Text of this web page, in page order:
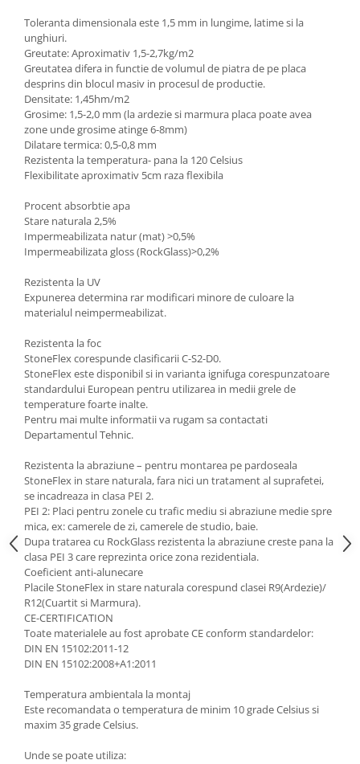
Toleranta dimensionala este 1,5 mm in lungime, latime si la
unghiuri.
Greutate: Aproximativ 1,5-2,7kg/m2
Greutatea difera in functie de volumul de piatra de pe placa
desprins din blocul masiv in procesul de productie.
Densitate: 1,45hm/m2
Grosime: 1,5-2,0 mm (la ardezie si marmura placa poate avea
zone unde grosime atinge 6-8mm)
Dilatare termica: 0,5-0,8 mm
Rezistenta la temperatura- pana la 120 Celsius
Flexibilitate aproximativ 5cm raza flexibila
Procent absorbtie apa
Stare naturala 2,5%
Impermeabilizata natur (mat) >0,5%
Impermeabilizata gloss (RockGlass)>0,2%
Rezistenta la UV
Expunerea determina rar modificari minore de culoare la
materialul neimpermeabilizat.
Rezistenta la foc
StoneFlex corespunde clasificarii C-S2-D0.
StoneFlex este disponibil si in varianta ignifuga corespunzatoare
standardului European pentru utilizarea in medii grele de
temperature foarte inalte.
Pentru mai multe informatii va rugam sa contactati
Departamentul Tehnic.
Rezistenta la abraziune – pentru montarea pe pardoseala
StoneFlex in stare naturala, fara nici un tratament al suprafetei,
se incadreaza in clasa PEI 2.
PEI 2: Placi pentru zonele cu trafic mediu si abraziune medie spre
mica, ex: camerele de zi, camerele de studio, baie.
Dupa tratarea cu RockGlass rezistenta la abraziune creste pana la
clasa PEI 3 care reprezinta orice zona rezidentiala.
Coeficient anti-alunecare
Placile StoneFlex in stare naturala corespund clasei R9(Ardezie)/
R12(Cuartit si Marmura).
CE-CERTIFICATION
Toate materialele au fost aprobate CE conform standardelor:
DIN EN 15102:2011-12
DIN EN 15102:2008+A1:2011
Temperatura ambientala la montaj
Este recomandata o temperatura de minim 10 grade Celsius si
maxim 35 grade Celsius.
Unde se poate utiliza: